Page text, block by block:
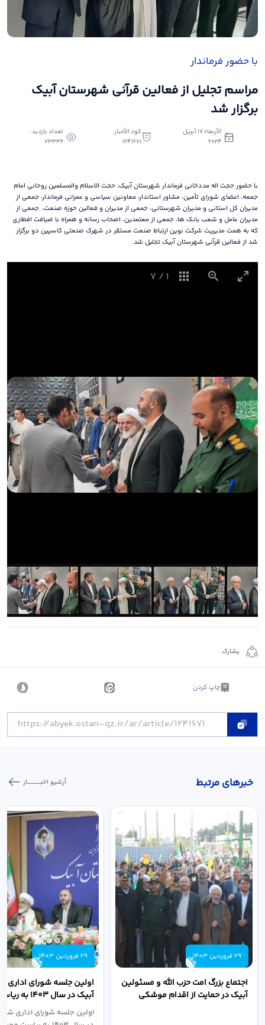
با حضور فرماندار
مراسم تجلیل از فعالین قرآنی شهرستان آبیک
برگزار شد
الأربعاء ١٧ أبريل
٢٠٢٤
كود الأخبار:
1241671
تعداد بازدید :
73332
با حضور حجت اله مددخانی فرماندار شهرستان آبیک، حجت الاسلام والمسلمین روحانی امام
جمعه، اعضای شورای تأمین، مشاور استاندار، معاونین سیاسی و عمرانی فرماندار، جمعی از
مدیران کل استانی و مدیران شهرستانی، جمعی از مدیران و فعالین حوزه صنعت، جمعی از
مدیران عامل و شعب بانک ها، جمعی از معتمدین، اصحاب رسانه و همراه با ضیافت افطاری
که به همت مدیریت شرکت نوین ارتباط صنعت مستقر در شهرک صنعتی کاسپین دو برگزار
شد از فعالین قرآنی شهرستان آبیک تجلیل شد.
1
/
7
يشارك
چاپ کردن
خبر‌های مرتبط آرشیو اخبـــــــــــار
29 فروردین 1403
اجتماع بزرگ امت حزب الله و مسئولین
آبیک در حمایت از اقدام موشکی
29 فروردین 1403
اولین جلسه شورای اداری
آبیک در سال
اله مددخانی...
اولین جلسه شورای اداری